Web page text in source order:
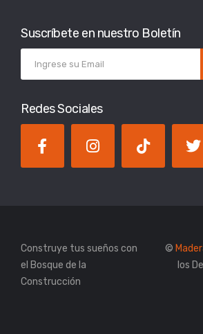
Suscríbete en nuestro Boletín
Redes Sociales
Construye tus sueños con
el Bosque de la
Construcción
©
los